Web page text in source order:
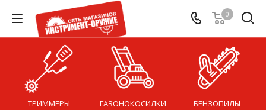
0
ТРИММЕРЫ ГАЗОНОКОСИЛКИ БЕНЗОПИЛЫ